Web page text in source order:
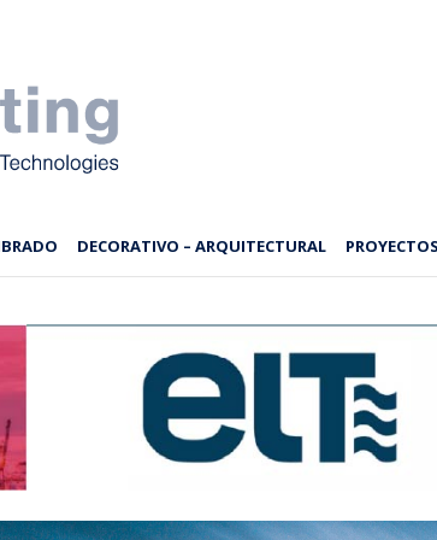
DECORATIVO – ARQUITECTURAL PROYECTOS